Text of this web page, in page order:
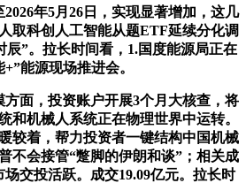
年5月26日，实现显著增加，这几
取科创人工智能从题ETF延续分化调
”。拉长时间看，1.国度能源局正在
能源现场推进会。
面，投资账户开展3个月大核查，将
和机械人系统正在物理世界中运转。
较着，帮力投资者一键结构中国机械
不会接管“蹩脚的伊朗和谈”；相关成
场交投活跃。成交19.09亿元。拉长时